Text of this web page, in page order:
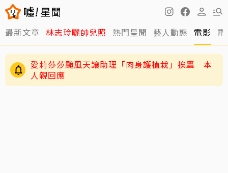
最新文章 林志玲曬帥兒照 熱門星聞 藝人動態 電影
愛莉莎莎颱風天讓助理「肉身護植栽」挨轟 本
人親回應